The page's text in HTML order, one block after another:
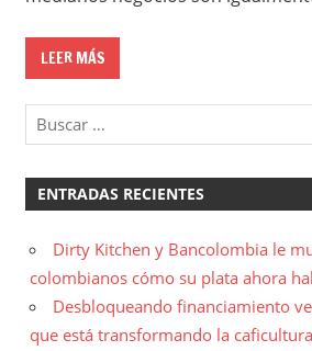
LEER MÁS
ENTRADAS RECIENTES
Dirty Kitchen y Bancolombia le
colombianos cómo su plata ahora
Desbloqueando financiamiento
que está transformando la